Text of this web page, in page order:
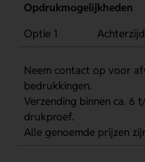
Opdrukmogelijkheden
Optie 1
Neem contact op voor
bedrukkingen.
Verzending binnen ca. 6
drukproef.
Alle genoemde prijzen